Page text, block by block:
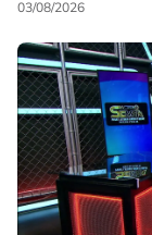
03/08/2026